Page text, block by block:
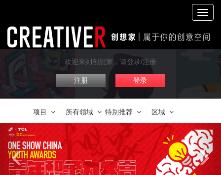
切
换
航
欢迎来到创想家，请登录/注册
注册 登录
项目 所有领域 特别推荐 区域
‹ ›